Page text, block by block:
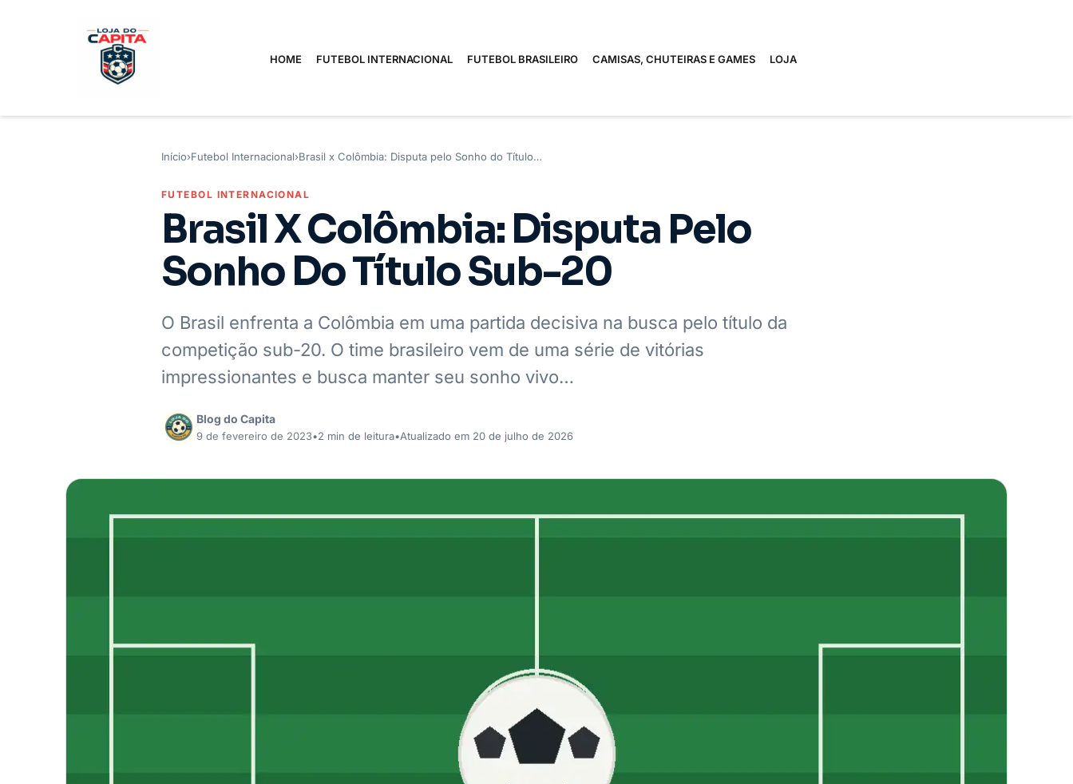
HOME FUTEBOL INTERNACIONAL FUTEBOL BRASILEIRO CAMISAS, CHUTEIRAS E GAMES LOJA
Início›Futebol Internacional›Brasil x Colômbia: Disputa pelo Sonho do Título…
FUTEBOL INTERNACIONAL
Brasil X Colômbia: Disputa Pelo
Sonho Do Título Sub-20
O Brasil enfrenta a Colômbia em uma partida decisiva na busca pelo título da
competição sub-20. O time brasileiro vem de uma série de vitórias
impressionantes e busca manter seu sonho vivo…
Blog do Capita
9 de fevereiro de 2023•2 min de leitura•Atualizado em 20 de julho de 2026